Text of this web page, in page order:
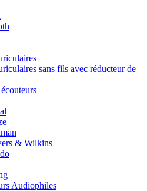
sans fils avec réducteur de
& Wilkins
Audiophiles